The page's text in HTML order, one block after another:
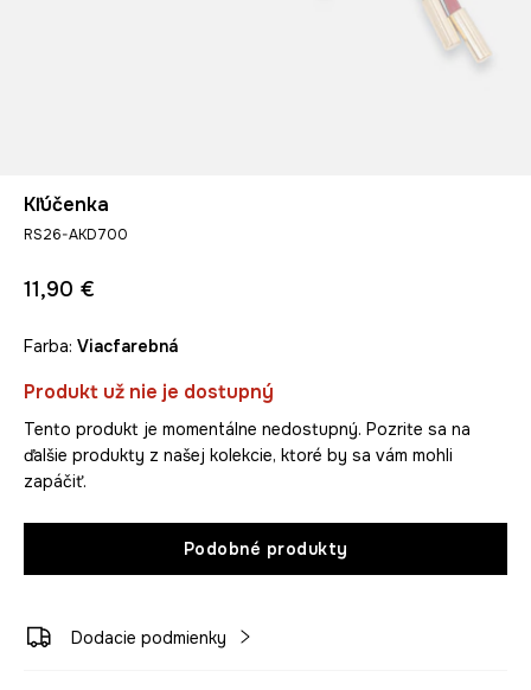
Kľúčenka
RS26-AKD700
11,90 €
Farba: viacfarebná
Produkt už nie je dostupný
Tento produkt je momentálne nedostupný. Pozrite sa na
ďalšie produkty z našej kolekcie, ktoré by sa vám mohli
zapáčiť.
Podobné produkty
Dodacie podmienky